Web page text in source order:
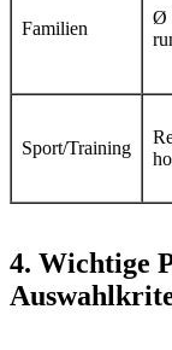
Familien
Ø
Sport/Training
4. Wichtige